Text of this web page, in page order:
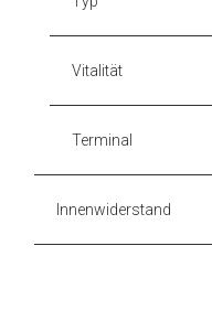
Vitalität
Terminal
Innenwiderstand